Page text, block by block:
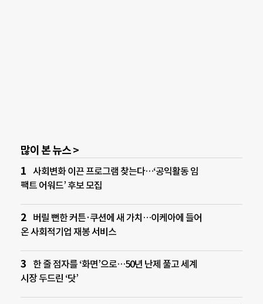
많이 본 뉴스 >
사회변화 이끈 프로그램 찾는다…‘공익활동 임
팩트 어워드’ 후보 모집
버릴 뻔한 커튼·쿠션에 새 가치…이케아에 들어
온 사회적기업 재봉 서비스
한 줄 점자를 ‘화면’으로…50년 난제 풀고 세계
시장 두드린 ‘닷’